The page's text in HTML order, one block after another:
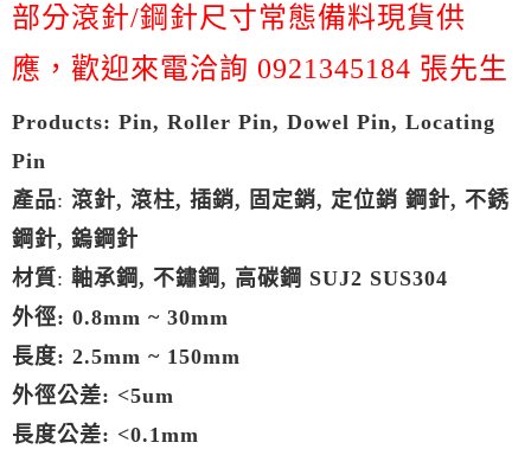
部分滾針/鋼針尺寸常態備料現貨供
應，歡迎來電洽詢 0921345184 張先生
Products: Pin, Roller Pin, Dowel Pin, Locating
Pin
產品: 滾針, 滾柱, 插銷, 固定銷, 定位銷 鋼針, 不銹
鋼針, 鎢鋼針
材質: 軸承鋼, 不鏽鋼, 高碳鋼 SUJ2 SUS304
外徑: 0.8mm ~ 30mm
長度: 2.5mm ~ 150mm
外徑公差: <5um
長度公差: <0.1mm